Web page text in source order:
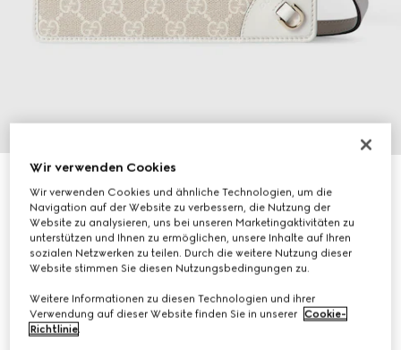
Mit Initialen personalisieren
GG Emblem Brieftasche mit Lederriemen
CHF 1,180
Wir verwenden Cookies
Wir verwenden Cookies und ähnliche Technologien, um die
Navigation auf der Website zu verbessern, die Nutzung der
Website zu analysieren, uns bei unseren Marketingaktivitäten zu
unterstützen und Ihnen zu ermöglichen, unsere Inhalte auf Ihren
sozialen Netzwerken zu teilen. Durch die weitere Nutzung dieser
Website stimmen Sie diesen Nutzungsbedingungen zu.
Weitere Informationen zu diesen Technologien und ihrer
Verwendung auf dieser Website finden Sie in unserer Cookie-
Richtlinie.